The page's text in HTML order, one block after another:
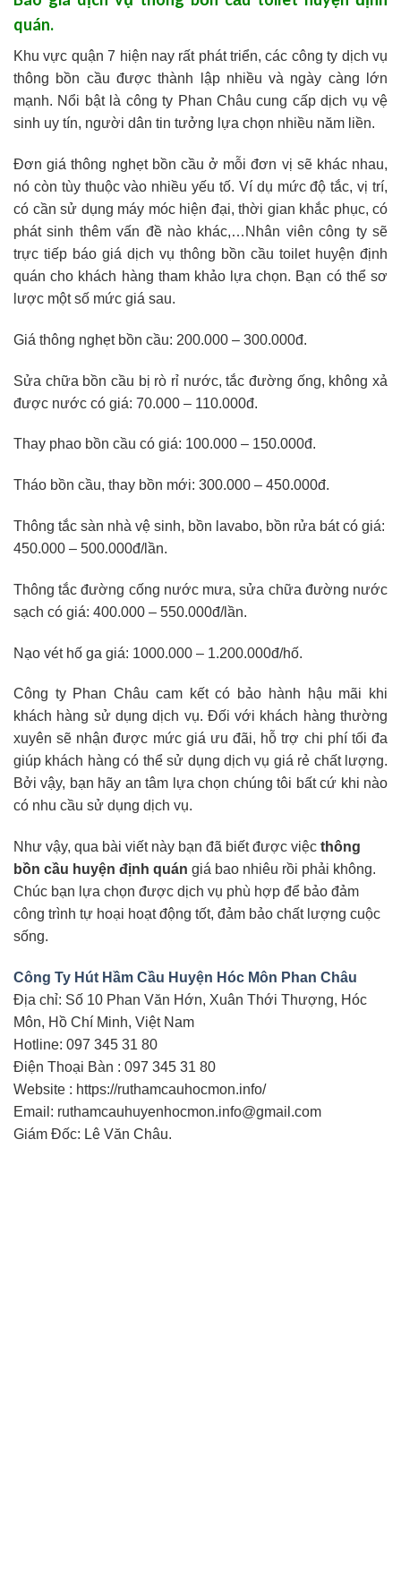
quán.
Khu vực quận 7 hiện nay rất phát triển, các công ty dịch vụ
thông bồn cầu được thành lập nhiều và ngày càng lớn
mạnh. Nổi bật là công ty Phan Châu cung cấp dịch vụ vệ
sinh uy tín, người dân tin tưởng lựa chọn nhiều năm liền.
Đơn giá thông nghẹt bồn cầu ở mỗi đơn vị sẽ khác nhau,
nó còn tùy thuộc vào nhiều yếu tố. Ví dụ mức độ tắc, vị trí,
có cần sử dụng máy móc hiện đại, thời gian khắc phục, có
phát sinh thêm vấn đề nào khác,…Nhân viên công ty sẽ
trực tiếp báo giá dịch vụ thông bồn cầu toilet huyện định
quán cho khách hàng tham khảo lựa chọn. Bạn có thể sơ
lược một số mức giá sau.
Giá thông nghẹt bồn cầu: 200.000 – 300.000đ.
Sửa chữa bồn cầu bị rò rỉ nước, tắc đường ống, không xả
được nước có giá: 70.000 – 110.000đ.
Thay phao bồn cầu có giá: 100.000 – 150.000đ.
Tháo bồn cầu, thay bồn mới: 300.000 – 450.000đ.
Thông tắc sàn nhà vệ sinh, bồn lavabo, bồn rửa bát có giá:
450.000 – 500.000đ/lần.
Thông tắc đường cống nước mưa, sửa chữa đường nước
sạch có giá: 400.000 – 550.000đ/lần.
Nạo vét hố ga giá: 1000.000 – 1.200.000đ/hố.
Công ty Phan Châu cam kết có bảo hành hậu mãi khi
khách hàng sử dụng dịch vụ. Đối với khách hàng thường
xuyên sẽ nhận được mức giá ưu đãi, hỗ trợ chi phí tối đa
giúp khách hàng có thể sử dụng dịch vụ giá rẻ chất lượng.
Bởi vậy, bạn hãy an tâm lựa chọn chúng tôi bất cứ khi nào
có nhu cầu sử dụng dịch vụ.
Như vậy, qua bài viết này bạn đã biết được việc thông
bồn cầu huyện định quán giá bao nhiêu rồi phải không.
Chúc bạn lựa chọn được dịch vụ phù hợp để bảo đảm
công trình tự hoại hoạt động tốt, đảm bảo chất lượng cuộc
sống.
Công Ty Hút Hầm Cầu Huyện Hóc Môn Phan Châu
Địa chỉ: Số 10 Phan Văn Hớn, Xuân Thới Thượng, Hóc
Môn, Hồ Chí Minh, Việt Nam
Hotline: 097 345 31 80
Điện Thoại Bàn : 097 345 31 80
Website : https://ruthamcauhocmon.info/
Email: ruthamcauhuyenhocmon.info@gmail.com
Giám Đốc: Lê Văn Châu.